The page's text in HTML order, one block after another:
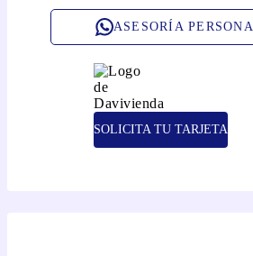
ASESORÍA
SOLICITA TU TARJETA